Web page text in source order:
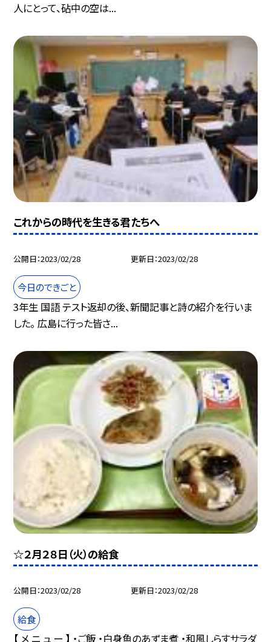
人にとって、砧中の空は...
これからの時代を生きる君たちへ
公開日 2023/02/28 更新日 2023/02/28
今日のできごと
3年生 国語 テスト返却の後、新聞記事と詩の紹介を行いま
した。 広島に行った皆さ...
☆２月２８日（火）の給食
公開日 2023/02/28 更新日 2023/02/28
給食
【 メ ニ ュ ー 】 ・ご飯 ・白身魚のあずま煮 ・和風しらすサラダ